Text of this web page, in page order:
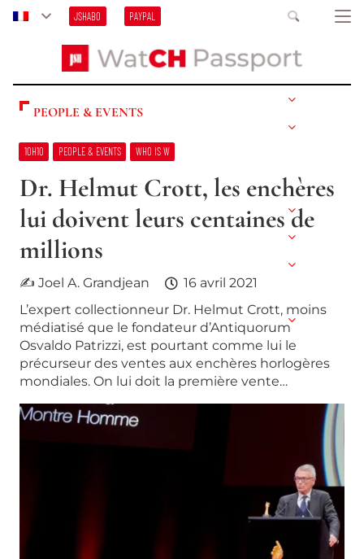
JSHABO PAYPAL
PEOPLE & EVENTS
10H10 PEOPLE & EVENTS WHO IS W
Dr. Helmut Crott, les enchères
lui doivent leurs centaines de
millions
✍ Joel A. Grandjean
16 avril 2021
L’expert collectionneur Dr. Helmut Crott, moins
médiatisé que le fondateur d’Antiquorum
Osvaldo Patrizzi, est pourtant comme lui le
précurseur des ventes aux enchères horlogères
mondiales. On lui doit la première vente…